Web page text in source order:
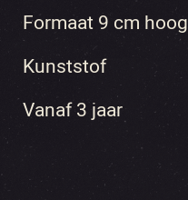
Formaat 9 cm hoog
Kunststof
Vanaf 3 jaar